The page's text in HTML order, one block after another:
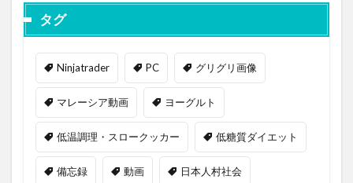
タグ
Ninjatrader PC グリグリ画像
マレーシア動画 ヨーグルト
低温調理・スロークッカー 低糖質ダイエット
備忘録 動画 日本人村社会